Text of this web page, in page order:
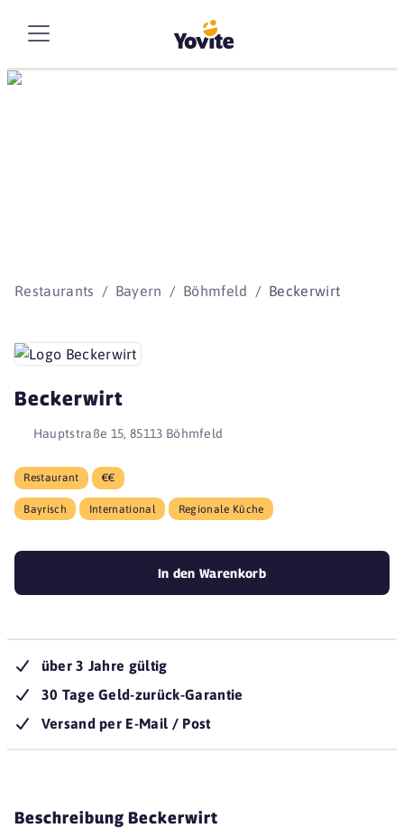
Restaurants Bayern Böhmfeld Beckerwirt
Beckerwirt
Hauptstraße 15, 85113 Böhmfeld
Restaurant €€
Bayrisch International Regionale Küche
In den Warenkorb
über 3 Jahre gültig
30 Tage Geld-zurück-Garantie
Versand per E-Mail / Post
Beschreibung Beckerwirt